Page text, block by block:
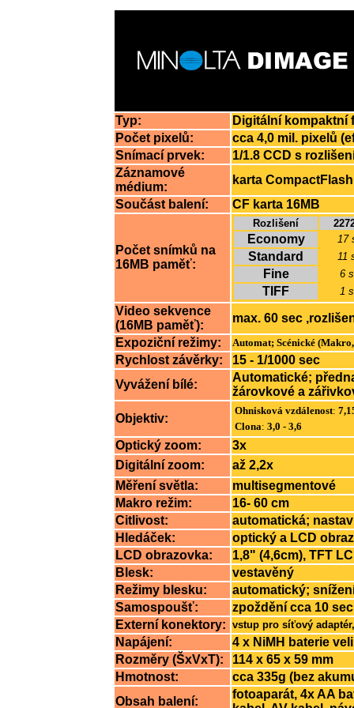
Typ:
Digitální kompaktní
Počet pixelů:
cca 4,0 mil. pixelů
Snímací prvek:
1/1.8 CCD s
Záznamové
médium:
karta CompactFlash
Součást balení:
CF karta 16MB
Počet snímků na
16MB paměť:
Rozlišení
Economy 17
Standard 11
Fine 6
TIFF 1
Video sekvence
(16MB paměť):
max. 60 sec
Expoziční režimy:
Automat; Scénické
Rychlost závěrky:
15 - 1/1000 sec
Vyvážení bílé:
Automatické;
žárovkové a
Objektiv:
Ohnisková vzdálenost:
Clona: 3,0 - 3,6
Optický zoom:
3x
Digitální zoom:
až 2,2x
Měření světla:
multisegmentové
Makro režim:
16- 60 cm
Citlivost:
automatická;
Hledáček:
optický a LCD
LCD obrazovka:
1,8" (4,6cm), TFT
Blesk:
vestavěný
Režimy blesku:
automatický;
Samospoušť:
zpoždění cca 10
Externí konektory: vstup pro síťový
Napájení:
4 x NiMH baterie
Rozměry (ŠxVxT):
114 x 65 x 59 mm
Hmotnost:
cca 335g (bez
Obsah balení:
fotoaparát, 4x AA